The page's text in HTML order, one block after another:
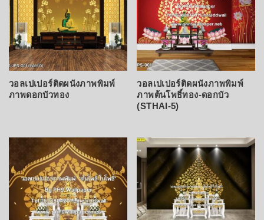
วอลเปเปอร์ติดผนังภาพพิมพ์
ภาพดอกบัวทอง
วอลเปเปอร์ติดผนังภาพพิมพ์
ภาพต้นโพธิ์ทอง-ดอกบัว
(STHAI-5)